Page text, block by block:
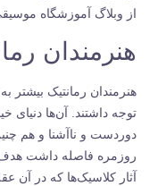
از وبلاگ آموزشگاه
هنرمندان
هنرمندان رمانتیک
توجه داشتند. آن‌ها دنیای
دوردست و ناآشنا و هم
روزمره فاصله داشت هدف
آثار کلاسیک‌ها که در آن